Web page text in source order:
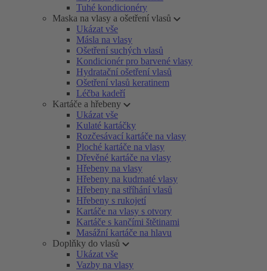
Tuhé kondicionéry
Maska na vlasy a ošetření vlasů
Ukázat vše
Másla na vlasy
Ošetření suchých vlasů
Kondicionér pro barvené vlasy
Hydratační ošetření vlasů
Ošetření vlasů keratinem
Léčba kadeří
Kartáče a hřebeny
Ukázat vše
Kulaté kartáčky
Rozčesávací kartáče na vlasy
Ploché kartáče na vlasy
Dřevěné kartáče na vlasy
Hřebeny na vlasy
Hřebeny na kudrnaté vlasy
Hřebeny na stříhání vlasů
Hřebeny s rukojetí
Kartáče na vlasy s otvory
Kartáče s kančími štětinami
Masážní kartáče na hlavu
Doplňky do vlasů
Ukázat vše
Vazby na vlasy